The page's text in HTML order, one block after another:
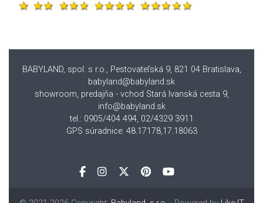
BABYLAND, spol. s r.o., Pestovateľská 9, 821 04 Bratislava,
babyland@babyland.sk
showroom, predajňa - vchod Stará Ivanská cesta 9,
info@babyland.sk
tel.: 0905/404 494, 02/4329 3911
GPS súradnice: 48.17178,17.18063